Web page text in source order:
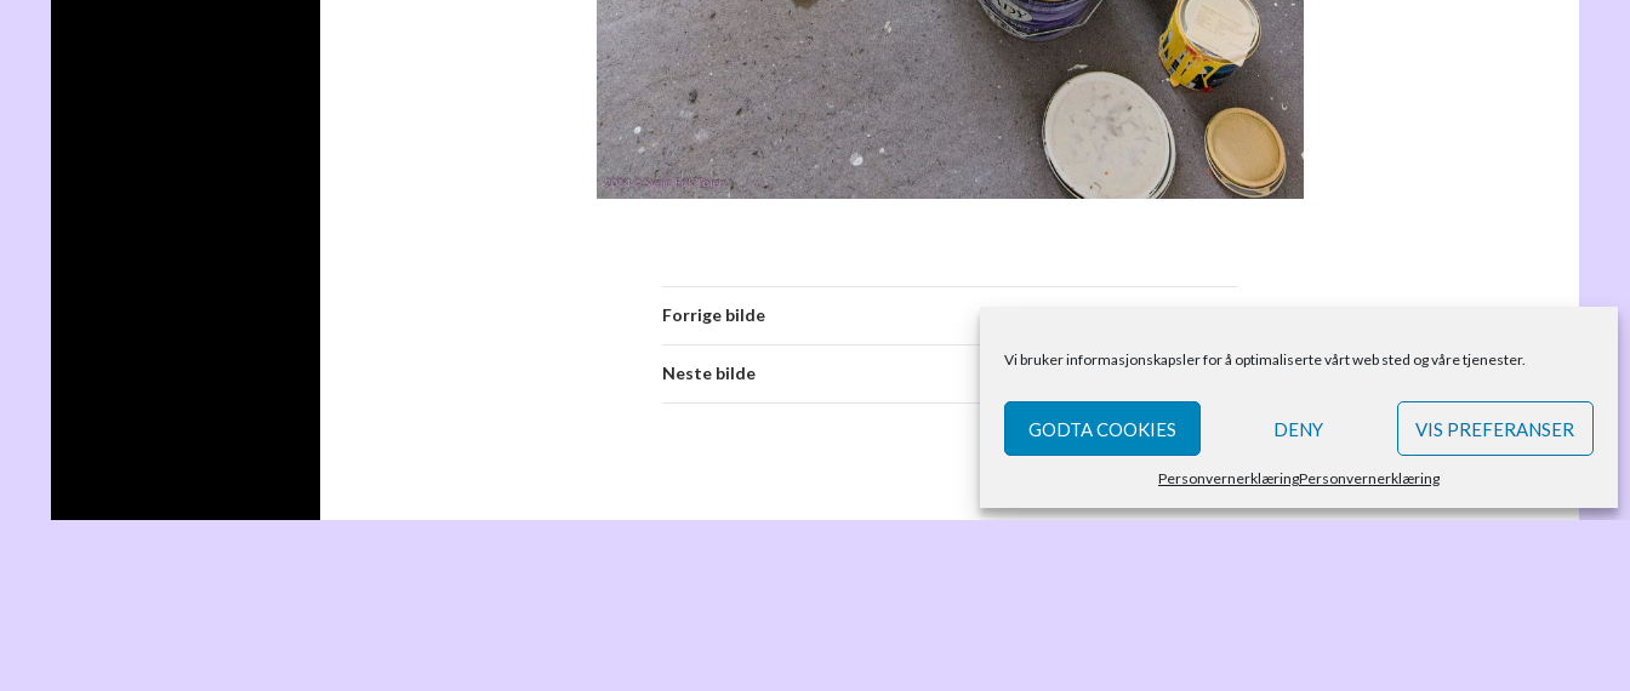
Vi bruker informasjonskapsler for å optimaliserte vårt web sted og våre tjenester.
GODTA COOKIES DENY VIS PREFERANSER
PersonvernerklæringPersonvernerklæring
Forrige bilde
Neste bilde